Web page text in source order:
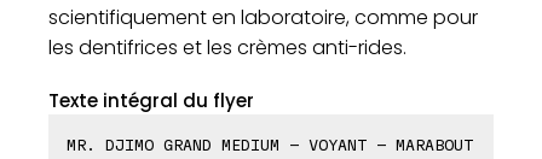
scientifiquement en laboratoire, comme pour
les dentifrices et les crèmes anti-rides.
Texte intégral du flyer
MR. DJIMO GRAND MEDIUM - VOYANT - MARABOUT